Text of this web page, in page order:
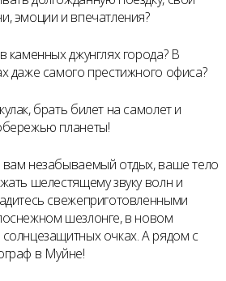
эмоции и впечатления?
каменных джунглях города? В
даже самого престижного офиса?
брать билет на самолет и
планеты!
незабываемый отдых, ваше тело
шелестящему звуку волн и
свежеприготовленными
шезлонге, в новом
очках. А рядом с
в Муйне!